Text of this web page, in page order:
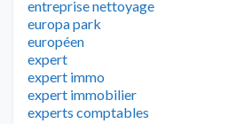
entreprise nettoyage
europa park
européen
expert
expert immo
expert immobilier
experts comptables